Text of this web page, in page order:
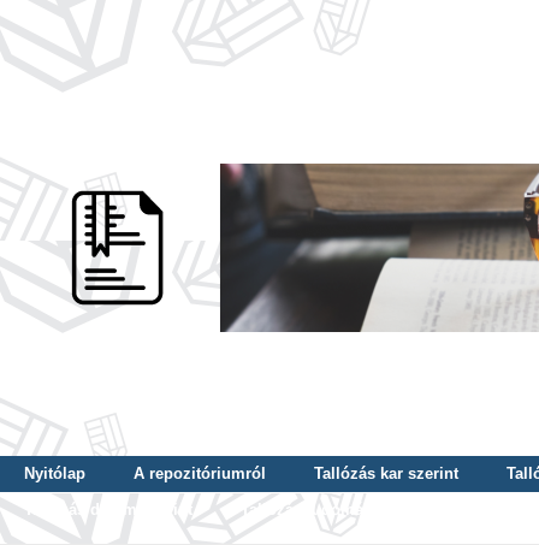
Nyitólap A repozitóriumról Tallózás kar szerint
Tallózás dátum szerint
Tallózás tudományterület szerint